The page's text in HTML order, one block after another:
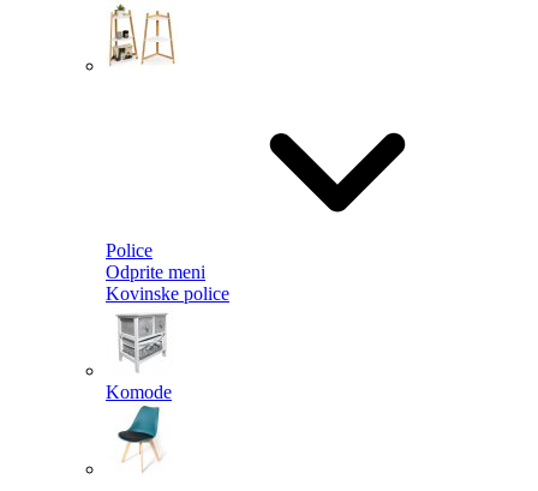
Police
Odprite meni
Kovinske police
Komode